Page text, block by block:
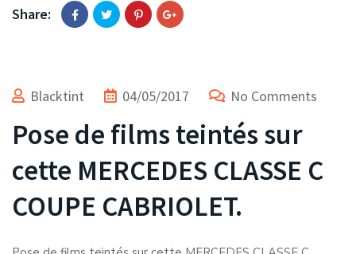
Share:
Blacktint 04/05/2017 No Comments
Pose de films teintés sur
cette MERCEDES CLASSE C
COUPE CABRIOLET.